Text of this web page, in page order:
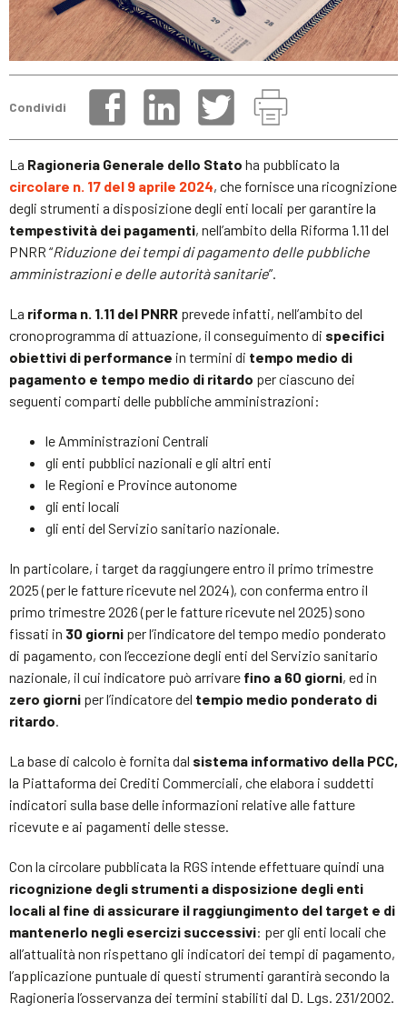
Condividi
La Ragioneria Generale dello Stato ha pubblicato la
circolare n. 17 del 9 aprile 2024, che fornisce una ricognizione
degli strumenti a disposizione degli enti locali per garantire la
tempestività dei pagamenti, nell’ambito della Riforma 1.11 del
PNRR “Riduzione dei tempi di pagamento delle pubbliche
amministrazioni e delle autorità sanitarie”.
La riforma n. 1.11 del PNRR prevede infatti, nell’ambito del
cronoprogramma di attuazione, il conseguimento di specifici
obiettivi di performance in termini di tempo medio di
pagamento e tempo medio di ritardo per ciascuno dei
seguenti comparti delle pubbliche amministrazioni:
le Amministrazioni Centrali
gli enti pubblici nazionali e gli altri enti
le Regioni e Province autonome
gli enti locali
gli enti del Servizio sanitario nazionale.
In particolare, i target da raggiungere entro il primo trimestre
2025 (per le fatture ricevute nel 2024), con conferma entro il
primo trimestre 2026 (per le fatture ricevute nel 2025) sono
fissati in 30 giorni per l’indicatore del tempo medio ponderato
di pagamento, con l’eccezione degli enti del Servizio sanitario
nazionale, il cui indicatore può arrivare fino a 60 giorni, ed in
zero giorni per l’indicatore del tempio medio ponderato di
ritardo.
La base di calcolo è fornita dal sistema informativo della PCC,
la Piattaforma dei Crediti Commerciali, che elabora i suddetti
indicatori sulla base delle informazioni relative alle fatture
ricevute e ai pagamenti delle stesse.
Con la circolare pubblicata la RGS intende effettuare quindi una
ricognizione degli strumenti a disposizione degli enti
locali al fine di assicurare il raggiungimento del target e di
mantenerlo negli esercizi successivi: per gli enti locali che
all’attualità non rispettano gli indicatori dei tempi di pagamento,
l’applicazione puntuale di questi strumenti garantirà secondo la
Ragioneria l’osservanza dei termini stabiliti dal D. Lgs. 231/2002.